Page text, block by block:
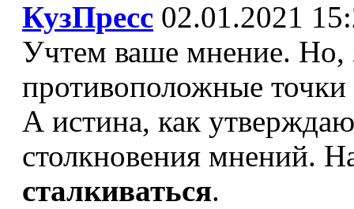
КузПресс 02.01.2021
Учтем ваше мнение. Но,
противоположные точки
А истина, как
столкновения мнений.
сталкиваться.